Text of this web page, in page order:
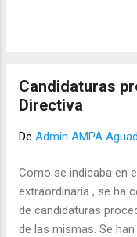
Presentación y
extraordinaria (17:30)
personas. 4 personas
orden del día:
candidaturas
presentaron para el
cargo. Ruegos y
Candidaturas
Directiva
De Admin AMPA
Como se indicaba en
extraordinaria , se ha
de candidaturas
de las mismas. Se